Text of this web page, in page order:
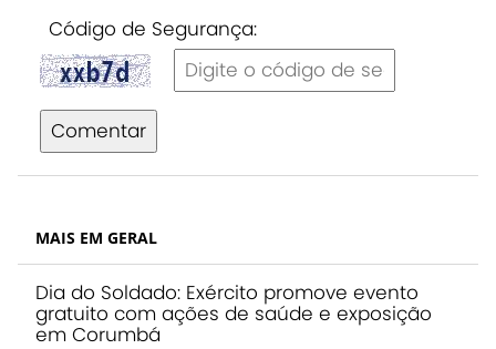
Código de Segurança:
Comentar
MAIS EM GERAL
Dia do Soldado: Exército promove evento
gratuito com ações de saúde e exposição
em Corumbá